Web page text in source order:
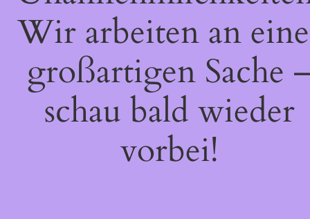
Wir arbeiten an
großartigen Sache
schau bald wieder
vorbei!